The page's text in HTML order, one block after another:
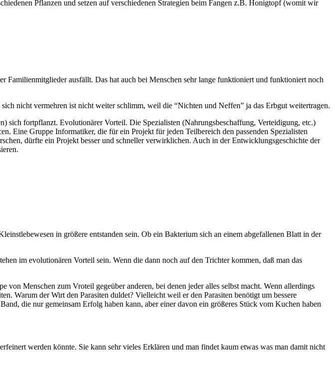
Pflanzen und setzen auf verschiedenen Strategien beim Fangen z.B. Honigtopf (womit wir
ausfällt. Das hat auch bei Menschen sehr lange funktioniert und funktioniert noch
nicht vermehren ist nicht weiter schlimm, weil die “Nichten und Neffen” ja das Erbgut weitertragen.
sich fortpflanzt. Evolutionärer Vorteil. Die Spezialisten (Nahrungsbeschaffung, Verteidigung, etc.)
Eine Gruppe Informatiker, die für ein Projekt für jeden Teilbereich den passenden Spezialisten
dürfte ein Projekt besser und schneller verwirklichen. Auch in der Entwicklungsgeschichte der
in größere entstanden sein. Ob ein Bakterium sich an einem abgefallenen Blatt in der
im evolutionären Vorteil sein. Wenn die dann noch auf den Trichter kommen, daß man das
Menschen zum Vroteil gegeüber anderen, bei denen jeder alles selbst macht. Wenn allerdings
Warum der Wirt den Parasiten duldet? Vielleicht weil er den Parasiten benötigt um bessere
die nur gemeinsam Erfolg haben kann, aber einer davon ein größeres Stück vom Kuchen haben
werden könnte. Sie kann sehr vieles Erklären und man findet kaum etwas was man damit nicht